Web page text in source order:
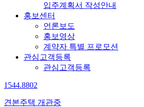
입주계획서 작성안내
홍보센터
언론보도
홍보영상
계약자 특별 프로모션
관심고객등록
관심고객등록
1544.8802
견본주택 개관중